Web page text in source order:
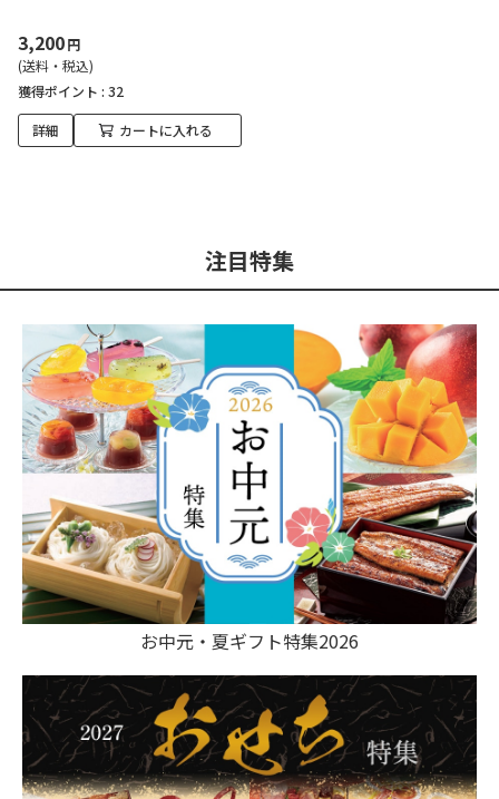
3,200円
(送料・税込)
獲得ポイント : 32
詳細 カートに入れる
注目特集
お中元・夏ギフト特集2026